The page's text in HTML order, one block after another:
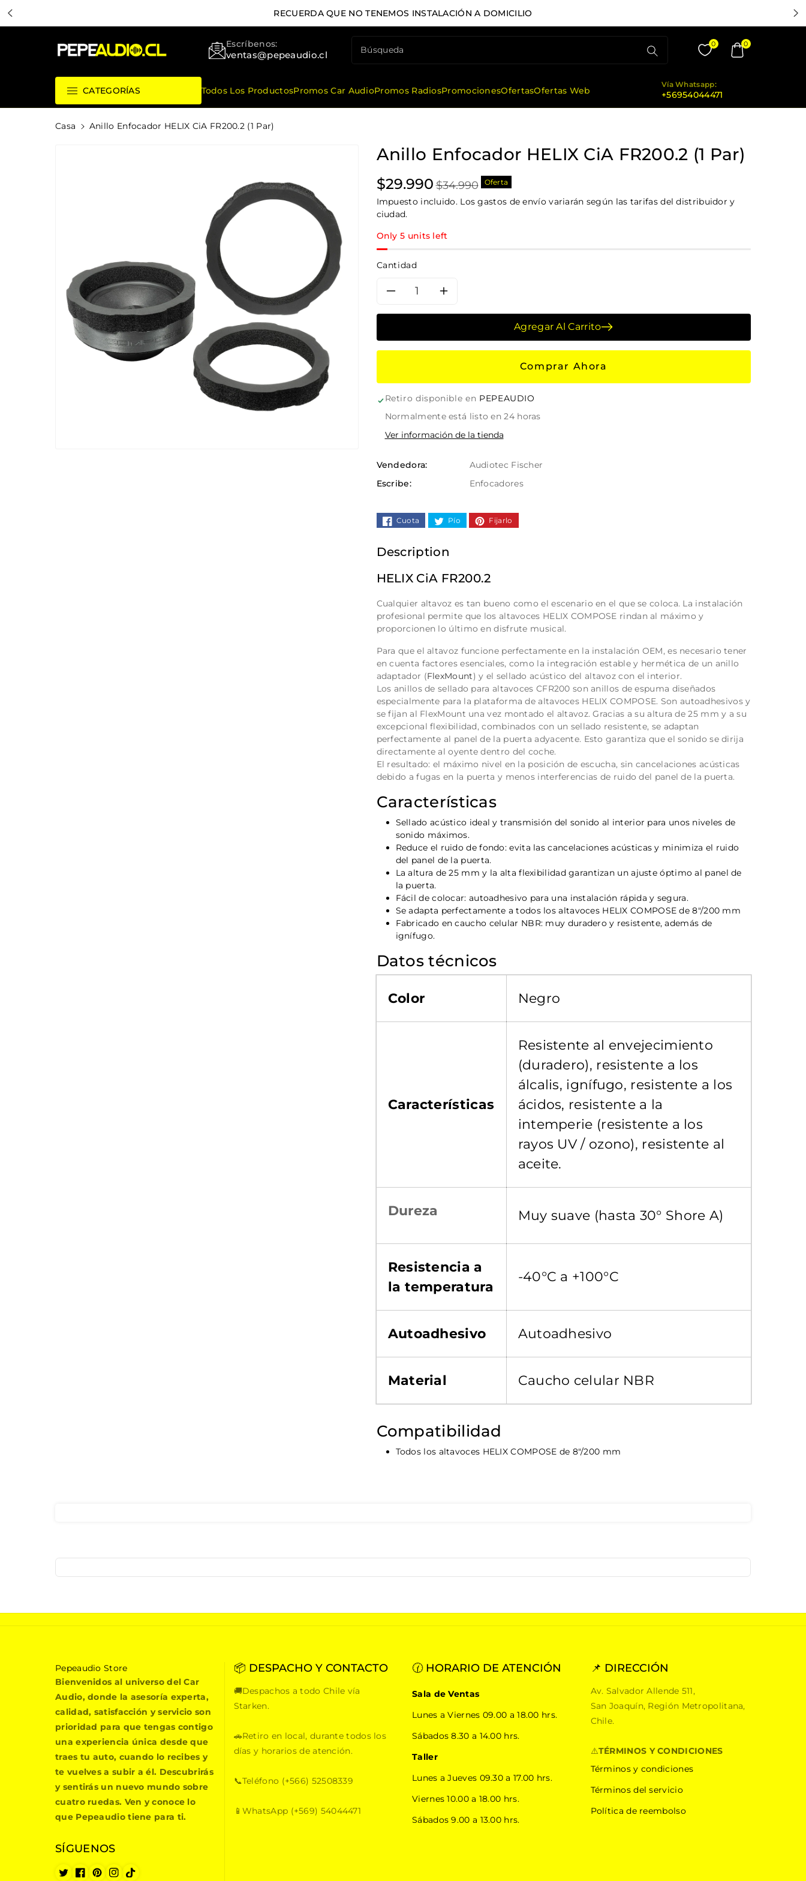
DESPACHO GRATIS EN LA RM POR COMPRAS SOBRE $50.000
Escríbenos:
ventas@pepeaudio.cl Búsqueda
0 0
CATEGORÍAS Todos Los ProductosPromos Car AudioPromos RadiosPromocionesOfertasOfertas Web
Vía Whatsapp:
+56954044471
Casa Anillo Enfocador HELIX CiA FR200.2 (1 Par)
Anillo Enfocador HELIX CiA FR200.2 (1 Par)
Precio
de
oferta
$29.990 Precio
habitual
$34.990 Oferta
Impuesto incluido. Los gastos de envío variarán según las tarifas del distribuidor y
ciudad.
Only 5 units left
Cantidad
para
Anillo
enfocador
HELIX
CiA
FR200.2
(1
Par)
cantidad
para
Anillo
enfocador
HELIX
CiA
FR200.2
(1
Par)
Agregar Al Carrito
Comprar Ahora
Retiro disponible en PEPEAUDIO
Normalmente está listo en 24 horas
Ver información de la tienda
Vendedora:
Audiotec Fischer
Escribe:
Enfocadores
Cuota Pío Fijarlo
Description
HELIX CiA FR200.2
Cualquier altavoz es tan bueno como el escenario en el que se coloca. La instalación
profesional permite que los altavoces HELIX COMPOSE rindan al máximo y
proporcionen lo último en disfrute musical.
Para que el altavoz funcione perfectamente en la instalación OEM, es necesario tener
en cuenta factores esenciales, como la integración estable y hermética de un anillo
adaptador (FlexMount) y el sellado acústico del altavoz con el interior.
Los anillos de sellado para altavoces CFR200 son anillos de espuma diseñados
especialmente para la plataforma de altavoces HELIX COMPOSE. Son autoadhesivos y
se fijan al FlexMount una vez montado el altavoz. Gracias a su altura de 25 mm y a su
excepcional flexibilidad, combinados con un sellado resistente, se adaptan
perfectamente al panel de la puerta adyacente. Esto garantiza que el sonido se dirija
directamente al oyente dentro del coche.
El resultado: el máximo nivel en la posición de escucha, sin cancelaciones acústicas
debido a fugas en la puerta y menos interferencias de ruido del panel de la puerta.
Características
Sellado acústico ideal y transmisión del sonido al interior para unos niveles de
sonido máximos.
Reduce el ruido de fondo: evita las cancelaciones acústicas y minimiza el ruido
del panel de la puerta.
La altura de 25 mm y la alta flexibilidad garantizan un ajuste óptimo al panel de
la puerta.
Fácil de colocar: autoadhesivo para una instalación rápida y segura.
Se adapta perfectamente a todos los altavoces HELIX COMPOSE de 8"/200 mm
Fabricado en caucho celular NBR: muy duradero y resistente, además de
ignífugo.
Datos técnicos
Color Negro
Características
Resistente al envejecimiento
(duradero), resistente a los
álcalis, ignífugo, resistente a los
ácidos, resistente a la
intemperie (resistente a los
rayos UV / ozono), resistente al
aceite.
Dureza Muy suave (hasta 30° Shore A)
Resistencia a
la temperatura
-40°C a +100°C
Autoadhesivo Autoadhesivo
Material Caucho celular NBR
Compatibilidad
Todos los altavoces HELIX COMPOSE de 8"/200 mm
P
e
p
a
u
d
i
o
t
o
r
Pepeaudio Store
Bienvenidos al universo del Car
Audio, donde la asesoría experta,
calidad, satisfacción y servicio son
prioridad para que tengas contigo
una experiencia única desde que
traes tu auto, cuando lo recibes y
te vuelves a subir a él. Descubrirás
y sentirás un nuevo mundo sobre
cuatro ruedas. Ven y conoce lo
que Pepeaudio tiene para ti.
SÍGUENOS
T F P I T
📦 DESPACHO Y CONTACTO
🚚Despachos a todo Chile vía
Starken.
🚗Retiro en local, durante todos los
días y horarios de atención.
📞Teléfono (+566) 52508339
📱WhatsApp (+569) 54044471
🕜 HORARIO DE ATENCIÓN
Sala de Ventas
Lunes a Viernes 09.00 a 18.00 hrs.
Sábados 8.30 a 14.00 hrs.
Taller
Lunes a Jueves 09.30 a 17.00 hrs.
Viernes 10.00 a 18.00 hrs.
Sábados 9.00 a 13.00 hrs.
📌 DIRECCIÓN
Av. Salvador Allende 511,
San Joaquín, Región Metropolitana,
Chile.
⚠️TÉRMINOS Y CONDICIONES
Términos y condiciones
Términos del servicio
Política de reembolso